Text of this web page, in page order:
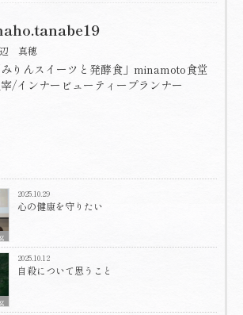
真穂
みりんスイーツと発酵食」minamoto食堂
/インナービューティープランナー
2025.10.29
心の健康を守りたい
2025.10.12
自殺について思うこと